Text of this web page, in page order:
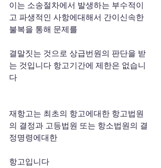
이는 소송절차에서 발생하는 부수적이
고 파생적인 사항에대해서 간이신속한
불복을 통해 문제를
결말짓는 것으로 상급번원의 판단을 받
는 것입니다 항고기간에 제한은 없습니
다
재항고는 최초의 항고에대한 항고법원
의 결정과 고등법원 또는 항소법원의 결
정명령에대한
항고입니다